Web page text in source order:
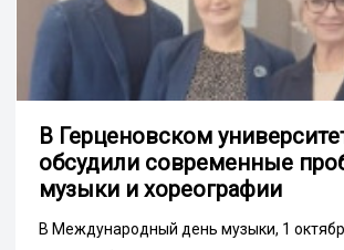
В Герценовском
обсудили современные
музыки и хореографии
В Международный день музыки, 1